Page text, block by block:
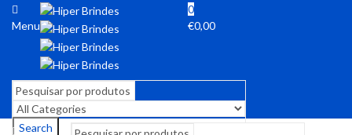
Menu
0
€0,00
Search